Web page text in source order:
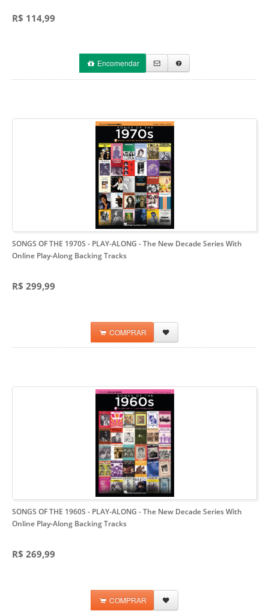
R$ 114,99
Encomendar
SONGS OF THE 1970S - PLAY-ALONG - The New Decade Series With
Online Play-Along Backing Tracks
R$ 299,99
COMPRAR
SONGS OF THE 1960S - PLAY-ALONG - The New Decade Series With
Online Play-Along Backing Tracks
R$ 269,99
COMPRAR